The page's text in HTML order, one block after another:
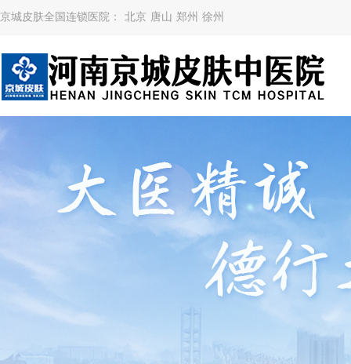
京城皮肤全国连锁医院： 北京 唐山 郑州 徐州